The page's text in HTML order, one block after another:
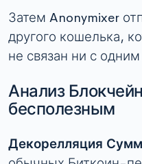
Затем Anonymixer
другого кошелька,
не связан ни с
Анализ
бесполезным
Декорелляция